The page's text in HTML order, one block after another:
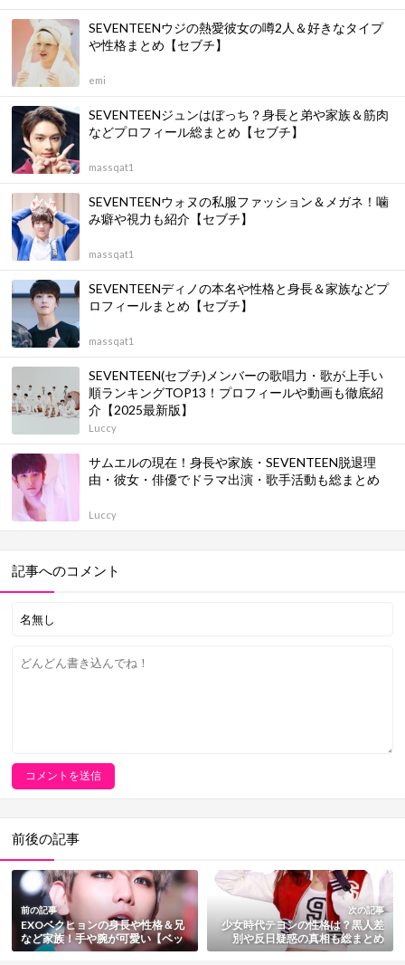
SEVENTEENウジの熱愛彼女の噂2人＆好きなタイプ
や性格まとめ【セブチ】
emi
SEVENTEENジュンはぼっち？身長と弟や家族＆筋肉
などプロフィール総まとめ【セブチ】
massqat1
SEVENTEENウォヌの私服ファッション＆メガネ！噛
み癖や視力も紹介【セブチ】
massqat1
SEVENTEENディノの本名や性格と身長＆家族などプ
ロフィールまとめ【セブチ】
massqat1
SEVENTEEN(セブチ)メンバーの歌唱力・歌が上手い
順ランキングTOP13！プロフィールや動画も徹底紹
介【2025最新版】
Luccy
サムエルの現在！身長や家族・SEVENTEEN脱退理
由・彼女・俳優でドラマ出演・歌手活動も総まとめ
Luccy
記事へのコメント
前後の記事
前の記事
EXOベクヒョンの身長や性格＆兄
など家族！手や腕が可愛い【ベッ
キョン】
次の記事
少女時代テヨンの性格は？黒人差
別や反日疑惑の真相も総まとめ